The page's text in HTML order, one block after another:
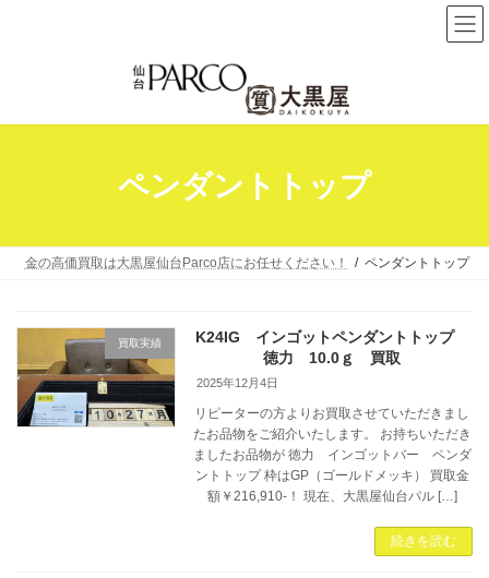
ン
テ
ン
キ
ビ
ゲ
ー
に
ペンダントトップ
金の高価買取は大黒屋仙台Parco店にお任せください！ ペンダントトップ
買取実績
K24IG インゴットペンダントトップ
徳力 10.0ｇ 買取
2025年12月4日
リピーターの方よりお買取させていただきまし
たお品物をご紹介いたします。 お持ちいただき
ましたお品物が 徳力 インゴットバー ペンダ
ントトップ 枠はGP（ゴールドメッキ） 買取金
額￥216,910-！ 現在、大黒屋仙台パル […]
続きを読む